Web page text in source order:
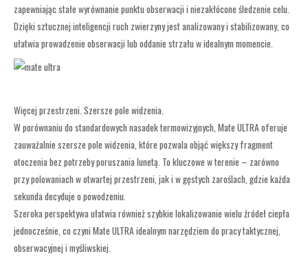
zapewniając stałe wyrównanie punktu obserwacji i niezakłócone śledzenie celu.
Dzięki sztucznej inteligencji ruch zwierzyny jest analizowany i stabilizowany, co
ułatwia prowadzenie obserwacji lub oddanie strzału w idealnym momencie.
Więcej przestrzeni. Szersze pole widzenia.
W porównaniu do standardowych nasadek termowizyjnych, Mate ULTRA oferuje
zauważalnie szersze pole widzenia, które pozwala objąć większy fragment
otoczenia bez potrzeby poruszania lunetą. To kluczowe w terenie – zarówno
przy polowaniach w otwartej przestrzeni, jak i w gęstych zaroślach, gdzie każda
sekunda decyduje o powodzeniu.
Szeroka perspektywa ułatwia również szybkie lokalizowanie wielu źródeł ciepła
jednocześnie, co czyni Mate ULTRA idealnym narzędziem do pracy taktycznej,
obserwacyjnej i myśliwskiej.